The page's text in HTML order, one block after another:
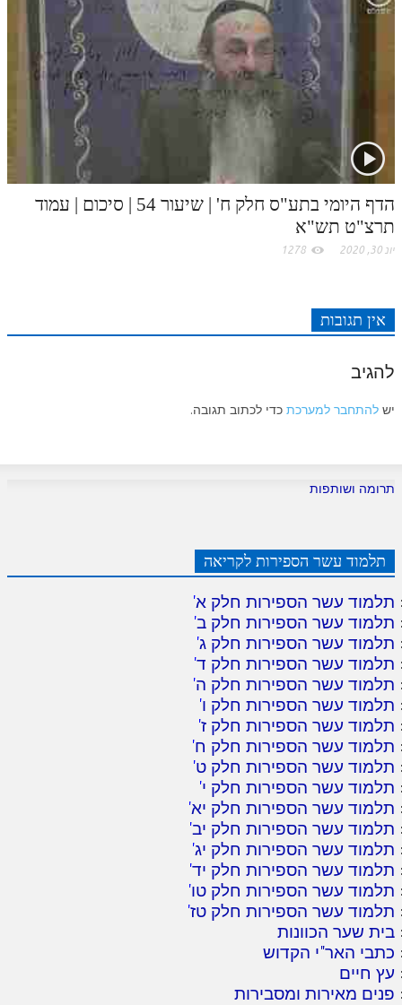
הדף היומי בתע"ס חלק ח' | שיעור 54 | סיכום | עמוד
תרצ"ט תש"א
יונ 30, 2020 1278
אין תגובות
להגיב
יש להתחבר למערכת כדי לכתוב תגובה.
תרומה ושותפות
תלמוד עשר הספירות לקריאה
תלמוד עשר הספירות חלק א'
תלמוד עשר הספירות חלק ב'
תלמוד עשר הספירות חלק ג'
תלמוד עשר הספירות חלק ד'
תלמוד עשר הספירות חלק ה'
תלמוד עשר הספירות חלק ו'
תלמוד עשר הספירות חלק ז'
תלמוד עשר הספירות חלק ח'
תלמוד עשר הספירות חלק ט'
תלמוד עשר הספירות חלק י'
תלמוד עשר הספירות חלק יא'
תלמוד עשר הספירות חלק יב'
תלמוד עשר הספירות חלק יג'
תלמוד עשר הספירות חלק יד'
תלמוד עשר הספירות חלק טו'
תלמוד עשר הספירות חלק טז'
בית שער הכוונות
כתבי האר"י הקדוש
עץ חיים
פנים מאירות ומסבירות